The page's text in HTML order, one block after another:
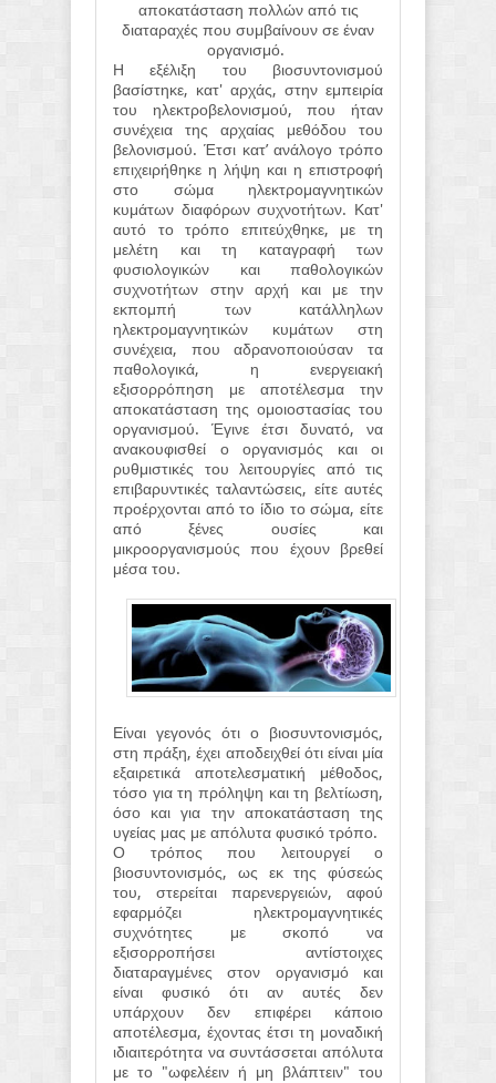
αποκατάσταση πολλών από τις
διαταραχές που συμβαίνουν σε έναν
οργανισμό.
Η εξέλιξη του βιοσυντονισμού
βασίστηκε, κατ' αρχάς, στην εμπειρία
του ηλεκτροβελονισμού, που ήταν
συνέχεια της αρχαίας μεθόδου του
βελονισμού. Έτσι κατ’ ανάλογο τρόπο
επιχειρήθηκε η λήψη και η επιστροφή
στο σώμα ηλεκτρομαγνητικών
κυμάτων διαφόρων συχνοτήτων. Κατ'
αυτό το τρόπο επιτεύχθηκε, με τη
μελέτη και τη καταγραφή των
φυσιολογικών και παθολογικών
συχνοτήτων στην αρχή και με την
εκπομπή των κατάλληλων
ηλεκτρομαγνητικών κυμάτων στη
συνέχεια, που αδρανοποιούσαν τα
παθολογικά, η ενεργειακή
εξισορρόπηση με αποτέλεσμα την
αποκατάσταση της ομοιοστασίας του
οργανισμού. Έγινε έτσι δυνατό, να
ανακουφισθεί ο οργανισμός και οι
ρυθμιστικές του λειτουργίες από τις
επιβαρυντικές ταλαντώσεις, είτε αυτές
προέρχονται από το ίδιο το σώμα, είτε
από ξένες ουσίες και
μικροοργανισμούς που έχουν βρεθεί
μέσα του.
Είναι γεγονός ότι ο βιοσυντονισμός,
στη πράξη, έχει αποδειχθεί ότι είναι μία
εξαιρετικά αποτελεσματική μέθοδος,
τόσο για τη πρόληψη και τη βελτίωση,
όσο και για την αποκατάσταση της
υγείας μας με απόλυτα φυσικό τρόπο.
Ο τρόπος που λειτουργεί ο
βιοσυντονισμός, ως εκ της φύσεώς
του, στερείται παρενεργειών, αφού
εφαρμόζει ηλεκτρομαγνητικές
συχνότητες με σκοπό να
εξισορροπήσει αντίστοιχες
διαταραγμένες στον οργανισμό και
είναι φυσικό ότι αν αυτές δεν
υπάρχουν δεν επιφέρει κάποιο
αποτέλεσμα, έχοντας έτσι τη μοναδική
ιδιαιτερότητα να συντάσσεται απόλυτα
με το "ωφελέειν ή μη βλάπτειν" του